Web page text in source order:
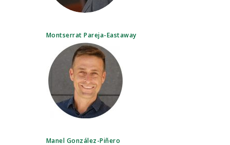
Montserrat Pareja-Eastaway
Manel González-Piñero